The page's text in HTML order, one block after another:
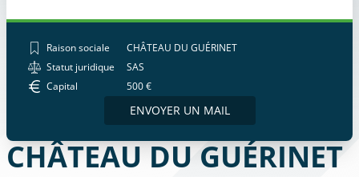
Raison sociale
CHÂTEAU DU GUÉRINET
Statut juridique
SAS
Capital
500 €
ENVOYER UN MAIL
CHÂTEAU DU GUÉRINET